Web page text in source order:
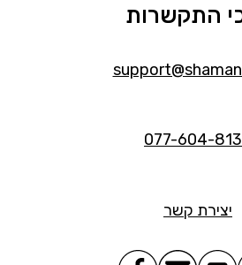
התקשרות
077-604-
יצירת קשר